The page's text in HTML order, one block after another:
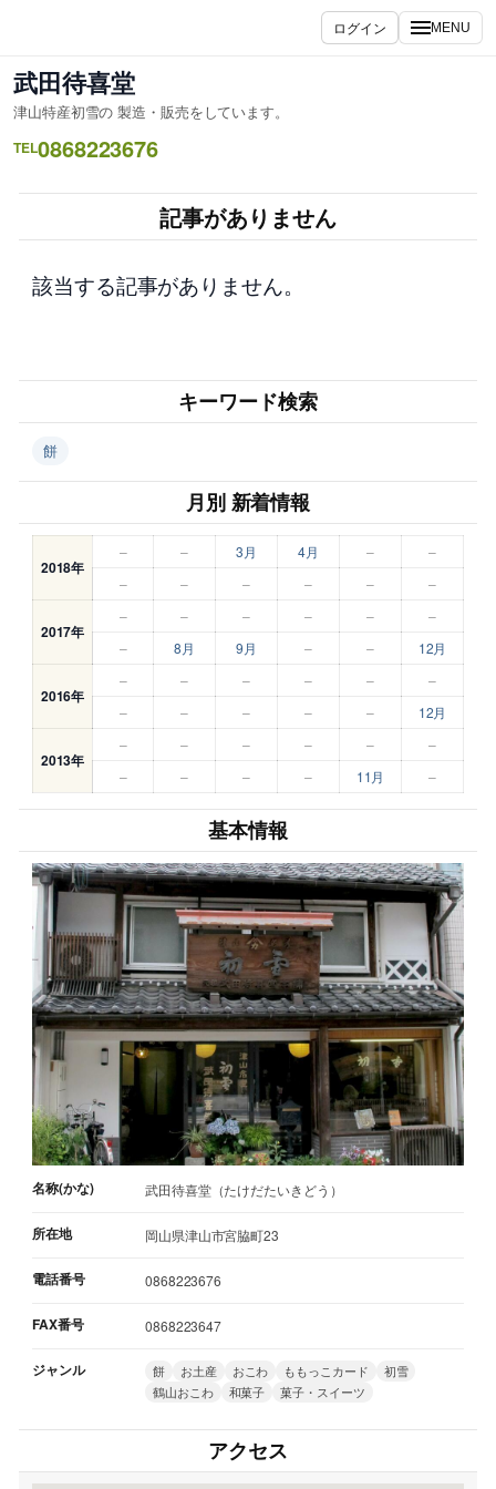
を
ス
キ
ッ
ログイン MENU
武田待喜堂
津山特産初雪の 製造・販売をしています。
TEL0868223676
記事がありません
該当する記事がありません。
キーワード検索
餅
月別 新着情報
2018年
– – 3月 4月 –
–
–
– – – – –
2017年
– – – – –
–
–
8月 9月 – – 12月
2016年
– – – – –
–
–
– – – – 12月
2013年
– – – – –
–
–
– – – 11月 –
基本情報
名称(かな) 武田待喜堂（たけだたいきどう）
所在地 岡山県津山市宮脇町23
電話番号 0868223676
FAX番号 0868223647
ジャンル 餅 お土産 おこわ ももっこカード
初雪
鶴山おこわ
和菓子 菓子・スイーツ
アクセス